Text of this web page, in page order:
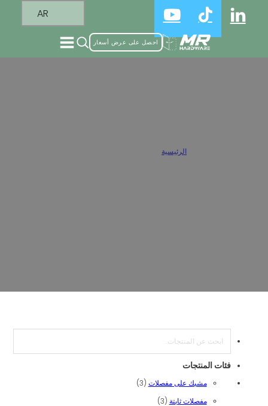
احصل على عرض أسعار
الرئيسية
فئات المنتجات
مشبك على مفصلات 33 منتجات
مفصلات ثابتة 33 منتجات